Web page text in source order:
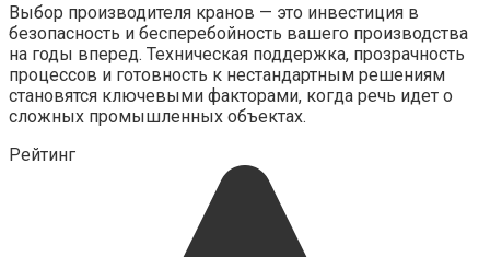
Выбор производителя кранов — это инвестиция в
безопасность и бесперебойность вашего производства
на годы вперед. Техническая поддержка, прозрачность
процессов и готовность к нестандартным решениям
становятся ключевыми факторами, когда речь идет о
сложных промышленных объектах.
Рейтинг